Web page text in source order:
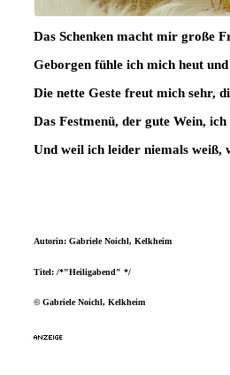
Das Schenken macht mir große
Geborgen fühle ich mich heut
Die nette Geste freut mich sehr,
Das Festmenü, der gute Wein,
Und weil ich leider niemals weiß,
Autorin: Gabriele Noichl, Kelkheim
Titel: /*"Heiligabend" */
© Gabriele Noichl, Kelkheim